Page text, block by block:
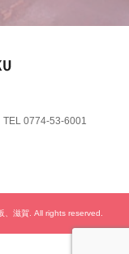
0774-53-6001
滋賀. All rights reserved.